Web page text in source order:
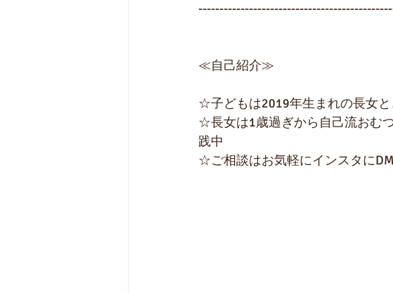
≪自己紹介≫
☆子どもは2019年生まれの長女
☆長女は1歳過ぎから自己流おむ
践中
☆ご相談はお気軽にインスタに